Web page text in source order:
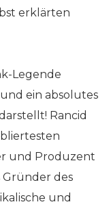
erklärten
Legende
ein absolutes
Rancid
und Produzent
Gründer des
und